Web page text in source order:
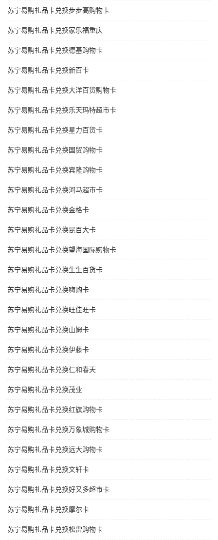
苏宁易购礼品卡兑换步步高购物卡
苏宁易购礼品卡兑换家乐福重庆
苏宁易购礼品卡兑换德基购物卡
苏宁易购礼品卡兑换新百卡
苏宁易购礼品卡兑换大洋百货购物卡
苏宁易购礼品卡兑换乐天玛特超市卡
苏宁易购礼品卡兑换星力百货卡
苏宁易购礼品卡兑换国贸购物卡
苏宁易购礼品卡兑换宾隆购物卡
苏宁易购礼品卡兑换河马超市卡
苏宁易购礼品卡兑换金格卡
苏宁易购礼品卡兑换昆百大卡
苏宁易购礼品卡兑换望海国际购物卡
苏宁易购礼品卡兑换生生百货卡
苏宁易购礼品卡兑换嗨购卡
苏宁易购礼品卡兑换旺佳旺卡
苏宁易购礼品卡兑换山姆卡
苏宁易购礼品卡兑换伊藤卡
苏宁易购礼品卡兑换仁和春天
苏宁易购礼品卡兑换茂业
苏宁易购礼品卡兑换红旗购物卡
苏宁易购礼品卡兑换万象城购物卡
苏宁易购礼品卡兑换远大购物卡
苏宁易购礼品卡兑换文轩卡
苏宁易购礼品卡兑换好又多超市卡
苏宁易购礼品卡兑换摩尔卡
苏宁易购礼品卡兑换松雷购物卡